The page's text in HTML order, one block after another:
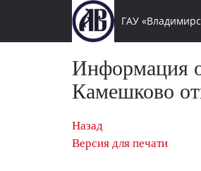
ГАУ
Информация
Камешково
Назад
Версия для печати